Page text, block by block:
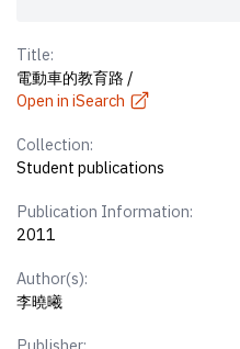
Title:
電動車的教育路 /
Open in iSearch
Collection:
Student publications
Publication Information:
2011
Author(s):
李曉曦